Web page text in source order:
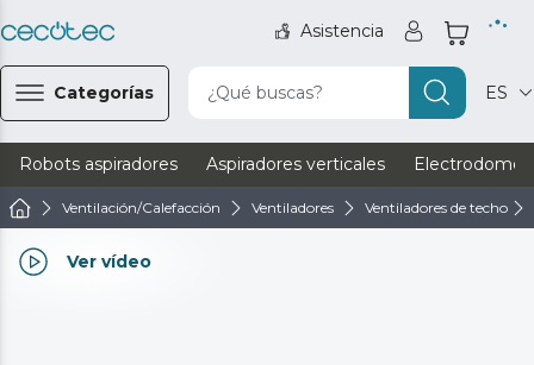
Asistencia
Categorías ¿Qué buscas? ES
Robots aspiradores Aspiradores verticales
Ventilación/Calefacción Ventiladores Ventiladores de techo
Ver vídeo